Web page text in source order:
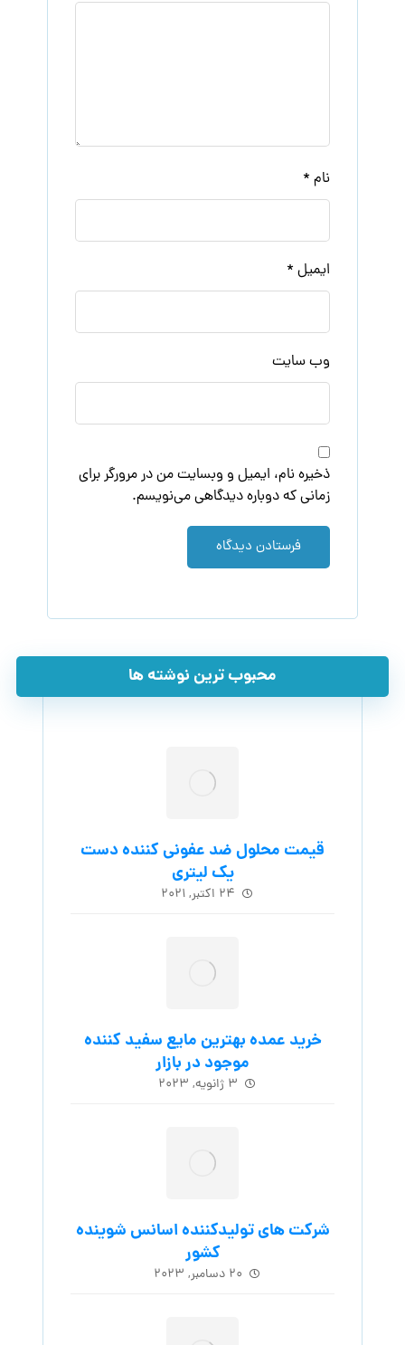
نام *
ایمیل *
وب‌ سایت
ذخیره نام، ایمیل و وبسایت من در مرورگر برای
زمانی که دوباره دیدگاهی می‌نویسم.
فرستادن دیدگاه
محبوب ترین نوشته ها
قیمت محلول ضد عفونی کننده دست
یک لیتری
۲۴ اکتبر, ۲۰۲۱
خرید عمده بهترین مایع سفید کننده
موجود در بازار
۳ ژانویه, ۲۰۲۳
شرکت های تولیدکننده اسانس شوینده
کشور
۲۰ دسامبر, ۲۰۲۳